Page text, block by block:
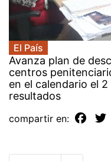
El País
Avanza plan de
centros
en el calendario el
resultados
compartir en: